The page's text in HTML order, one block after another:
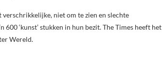
verschrikkelijke, niet om te zien en slechte
‘kunst’ stukken in hun bezit. The Times heeft het
Wereld.